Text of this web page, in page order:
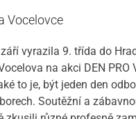
Vocelovce
vyrazila 9. třída do
na akci DEN PRO
to je, být jeden den
Soutěžní a